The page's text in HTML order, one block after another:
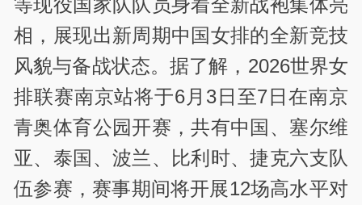
等现役国家队队员身着全新战袍集体亮
相，展现出新周期中国女排的全新竞技
风貌与备战状态。据了解，2026世界女
排联赛南京站将于6月3日至7日在南京
青奥体育公园开赛，共有中国、塞尔维
亚、泰国、波兰、比利时、捷克六支队
伍参赛，赛事期间将开展12场高水平对